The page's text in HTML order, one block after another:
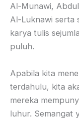
Al-Munawi,
Al-Luknawi serta
karya tulis
puluh.
Apabila kita
terdahulu, kita
mereka
luhur. Semangat